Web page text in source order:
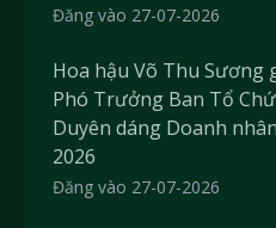
Đăng vào 27-07-2026
Hoa hậu Võ Thu Sương
Phó Trưởng Ban Tổ
Duyên dáng Doanh
2026
Đăng vào 27-07-2026